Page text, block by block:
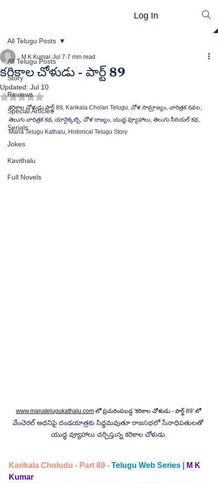
Log In
All Telugu Posts
Story
Reviews
Special Articles
Serials
Jokes
Kavithalu
Full Novels
All Telugu Posts
కరికాల చోళుడు - పార్ట్ 89
M K Kumar Jul 7 7 min read
Updated: Jul 10
Rated NaN out of 5 stars.
కరికాల చోళుడు పార్ట్ 89, Karikala Cholan Telugu, చోళ సామ్రాజ్యం, చారిత్రక నవల,
తెలుగు చారిత్రక కథ, యానైక్కట్చి, చోళ రాజ్యం, యుద్ధ వ్యూహాలు, తెలుగు సీరియల్ కథ,
Mana Telugu Kathalu, Historical Telugu Story
www.manatelugukathalu.com లో ప్రచురింపబడ్డ 'కరికాల చోళుడు - పార్ట్ 89' లో
వేంచెరల్ అధనిపై దండయాత్రకు సిద్ధమవుతూ రాజసభలో సేనాధిపతులతో
యుద్ధ వ్యూహాలు చర్చిస్తున్న కరికాల చోళుడు.
Karikala Choludu - Part 89 - Telugu Web Series |
M K
Kumar